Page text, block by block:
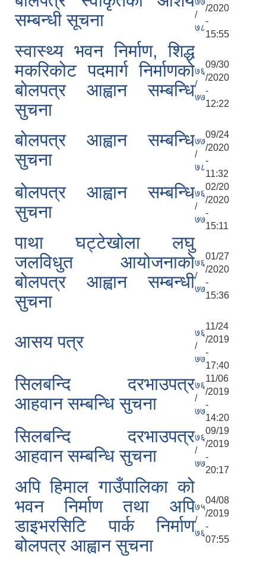
सम्बन्धी सूचना
/
७८
/2020
-
15:55
स्वास्थ्य भवन निर्माण, शिद्ध
मकरिकोट पदमार्ग निर्माणको
बोलपत्र आह्वान सम्बन्धि
सुचना
७६
/
७७
09/30
/2020
-
12:22
बोलपत्र आह्वान सम्बन्धि
सुचना
७७
/
७८
09/24
/2020
-
11:32
बोलपत्र आह्वान सम्बन्धि
सुचना
७६
/
७७
02/20
/2020
-
15:11
पाथा घट्टेखोला लघु
जलविधुत आयोजनाको
बोलपत्र आह्वान सम्बन्धी
सुचना
७६
/
७७
01/27
/2020
-
15:36
आसय पत्र
७६
/
७७
11/24
/2019
-
17:40
सिलबन्दि दरभाउपत्र
आहवान सम्बन्धि सुचना
७६
/
७७
11/06
/2019
-
14:20
सिलबन्दि दरभाउपत्र
आहवान सम्बन्धि सुचना
७६
/
७७
09/19
/2019
-
20:17
अपि हिमाल गाउँपालिका को
भवन निर्माण तथा अपि
डाइभरसिटि पार्क निर्माण
बोलपत्र आह्वान सुचना
७५
/
७६
04/08
/2019
-
07:55